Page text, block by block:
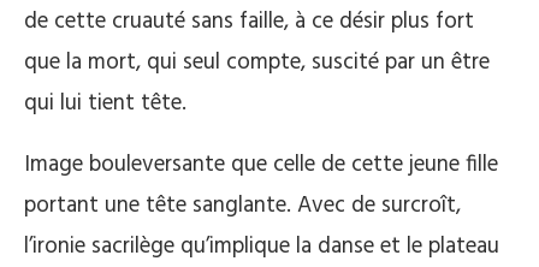
de cette cruauté sans faille, à ce désir plus fort
que la mort, qui seul compte, suscité par un être
qui lui tient tête.
Image bouleversante que celle de cette jeune fille
portant une tête sanglante. Avec de surcroît,
l’ironie sacrilège qu’implique la danse et le plateau